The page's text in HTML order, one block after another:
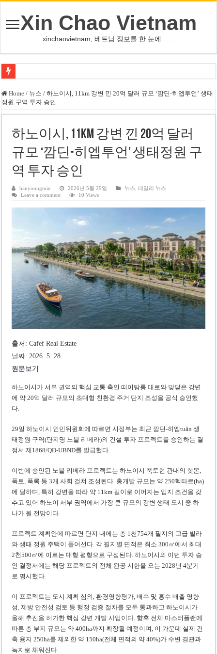
Xin Chao Vietnam
xinchaovietnam, 베트남 정보를 한 눈에……
하노이-하이퐁 고속도로 차량 투석 용의자 신원 확인
베트남 증시 업그레이드, 수십억 달러 유입 전망…수혜주는
하노이 쌍둥이 타워 99층 부지 현장…세계 최고층 빌딩 추진
하노이 부동산 시장, 아파트 선호도 급부상…토지·단독주택 주춤
베트남주식 SST, 2025년 현금 배당 80% 결정…과거 최대 350% 지급 이력
베트남 전자비자 사기 웹사이트 주의…외국인 여행자 피해 경보
베트남, 8월부터 토지·측량 처벌 강화… 기획사 코뮌 위원장 과태료 상한 50
호찌민시, 약 6,500㎡ 토지 용도변경 승인…리조트 개발 추진
Home / 뉴스 / 하노이시, 11km 강변 낀 20억 달러 규모 ‘깜딘-히엡투언’ 생태
정원 구역 투자 승인
하노이시, 11km 강변 낀 20억 달러
규모 ‘깜딘-히엡투언’ 생태정원 구
역 투자 승인
hanyoungmin 2026년 5월 29일 뉴스 ,데일리 뉴스
Leave a comment
10 Views
출처: Cafef Real Estate
날짜: 2026. 5. 28.
원문보기
하노이시가 서부 권역의 핵심 교통 축인 떠이탕롱 대로와 맞닿은 강변
에 약 20억 달러 규모의 초대형 친환경 주거 단지 조성을 공식 승인했
다.
29일 하노이시 인민위원회에 따르면 시정부는 최근 깜딘-히엡tuân 생
태정원 구역(단지명 노블 리베라)의 건설 투자 프로젝트를 승인하는 결
정서 제1868/QĐ-UBND를 발급했다.
이번에 승인된 노블 리베라 프로젝트는 하노이시 푹토현 관내의 핫몬,
푹토, 푹록 등 3개 사회 걸쳐 조성된다. 총개발 규모는 약 250헥타르(ha)
에 달하며, 특히 강변을 따라 약 11km 길이로 이어지는 입지 조건을 갖
추고 있어 하노이 서부 권역에서 가장 큰 규모의 강변 생태 도시 중 하
나가 될 전망이다.
프로젝트 계획안에 따르면 단지 내에는 총 1천754개 필지의 고급 빌라
와 생태 정원 주택이 들어선다. 각 필지별 면적은 최소 300㎡에서 최대
2천500㎡에 이르는 대형 평형으로 구성된다. 하노이시의 이번 투자 승
인 결정서에는 해당 프로젝트의 전체 완공 시한을 오는 2028년 4분기
로 명시했다.
이 프로젝트는 도시 계획 심의, 환경영향평가, 배수 및 홍수 배출 영향
성, 제방 안전성 검토 등 행정 검증 절차를 모두 통과하고 하노이시가
올해 추진을 허가한 핵심 강변 개발 사업이다. 향후 전체 마스터플랜에
따른 총 부지 규모는 약 400ha까지 확장될 예정이며, 이 가운데 실제 건
축 용지 250ha를 제외한 약 150ha(전체 면적의 약 40%)가 수변 경관과
녹지로 채워진다.